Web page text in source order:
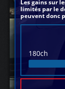
Les gains sur
limités par le
peuvent donc
180ch